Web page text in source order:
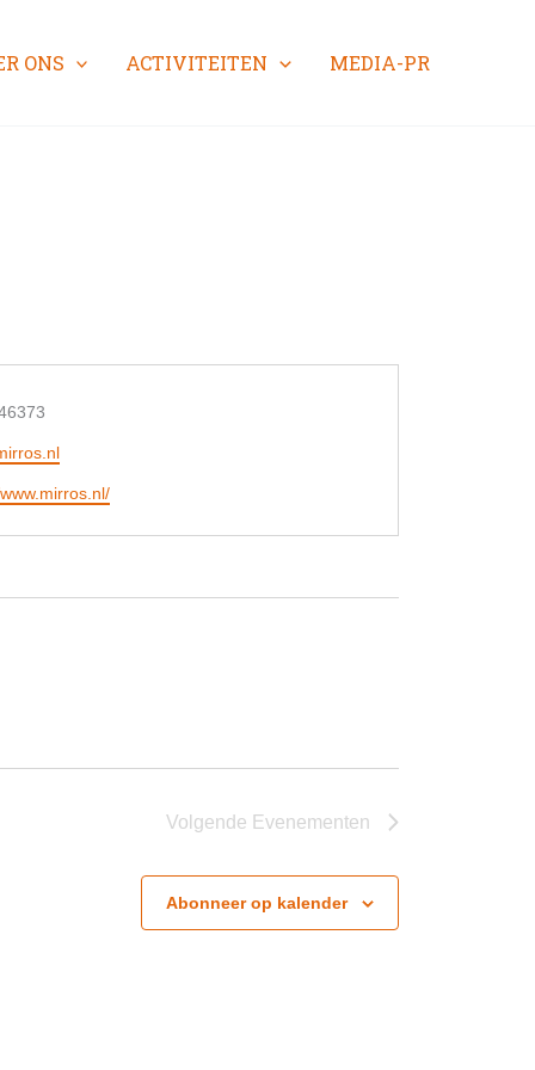
ONS ACTIVITEITEN MEDIA-PR
Volgende Evenementen
Abonneer op kalender